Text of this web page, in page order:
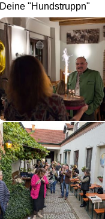
Deine "Hundstruppn"